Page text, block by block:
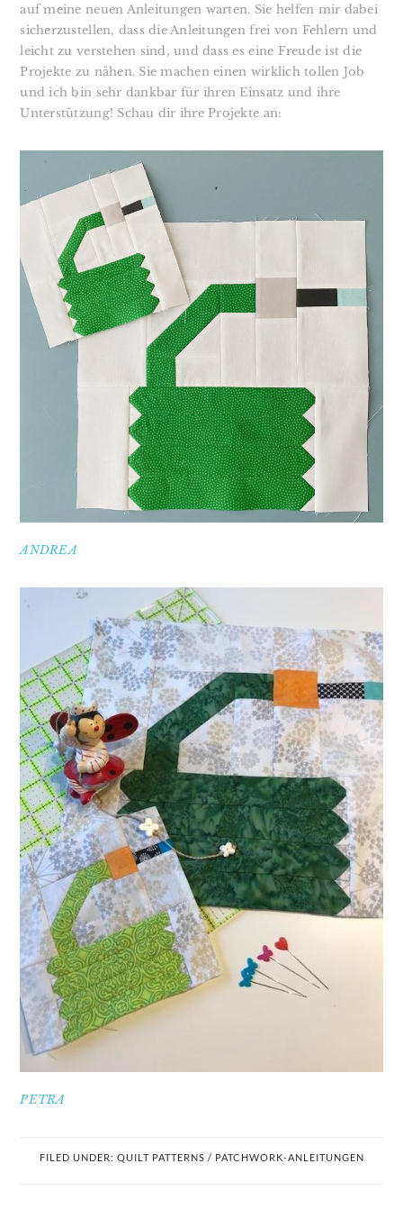
auf meine neuen Anleitungen warten. Sie helfen mir dabei
sicherzustellen, dass die Anleitungen frei von Fehlern und
leicht zu verstehen sind, und dass es eine Freude ist die
Projekte zu nähen. Sie machen einen wirklich tollen Job
und ich bin sehr dankbar für ihren Einsatz und ihre
Unterstützung! Schau dir ihre Projekte an:
ANDREA
PETRA
FILED UNDER: QUILT PATTERNS / PATCHWORK-ANLEITUNGEN